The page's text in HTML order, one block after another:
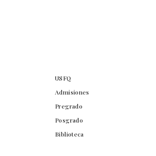
USFQ
Admisiones
Pregrado
Posgrado
Biblioteca